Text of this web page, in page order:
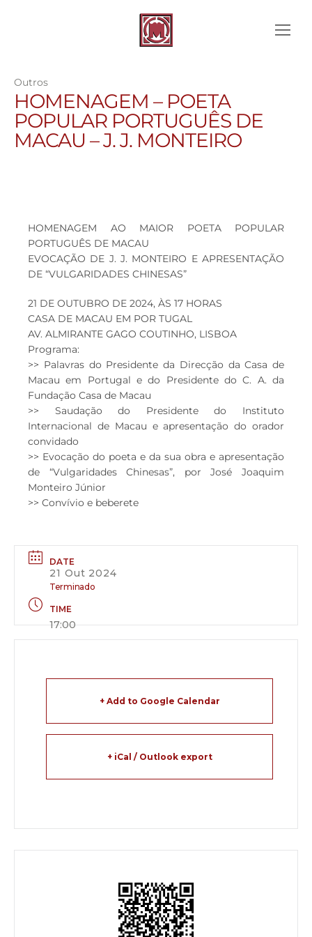
Outros
HOMENAGEM – POETA
POPULAR PORTUGUÊS DE
MACAU – J. J. MONTEIRO
HOMENAGEM AO MAIOR POETA POPULAR
PORTUGUÊS DE MACAU
EVOCAÇÃO DE J. J. MONTEIRO E APRESENTAÇÃO
DE “VULGARIDADES CHINESAS”
21 DE OUTUBRO DE 2024, ÀS 17 HORAS
CASA DE MACAU EM POR TUGAL
AV. ALMIRANTE GAGO COUTINHO, LISBOA
Programa:
>> Palavras do Presidente da Direcção da Casa de
Macau em Portugal e do Presidente do C. A. da
Fundação Casa de Macau
>> Saudação do Presidente do Instituto
Internacional de Macau e apresentação do orador
convidado
>> Evocação do poeta e da sua obra e apresentação
de “Vulgaridades Chinesas”, por José Joaquim
Monteiro Júnior
>> Convívio e beberete
DATE
21 Out 2024
Terminado
TIME
17:00
+ Add to Google Calendar
+ iCal / Outlook export